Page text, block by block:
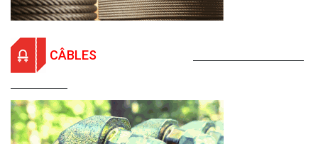
CÂBLES